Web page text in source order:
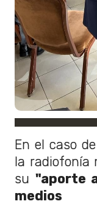
En el caso
la radiofonía
su "aporte
medios